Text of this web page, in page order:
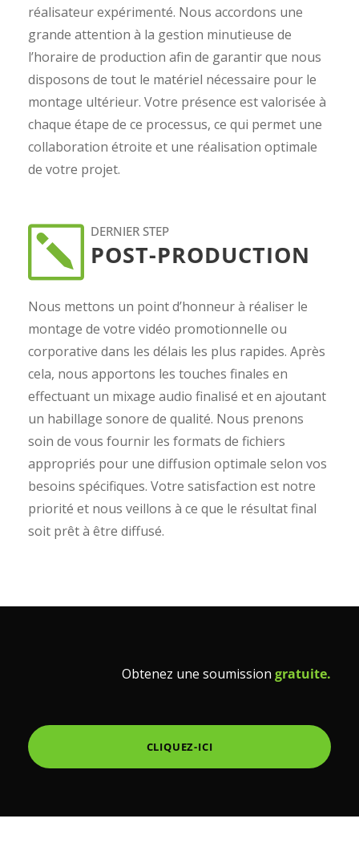
réalisateur expérimenté. Nous accordons une
grande attention à la gestion minutieuse de
l’horaire de production afin de garantir que nous
disposons de tout le matériel nécessaire pour le
montage ultérieur. Votre présence est valorisée à
chaque étape de ce processus, ce qui permet une
collaboration étroite et une réalisation optimale
de votre projet.
DERNIER STEP
POST-PRODUCTION
Nous mettons un point d’honneur à réaliser le
montage de votre vidéo promotionnelle ou
corporative dans les délais les plus rapides. Après
cela, nous apportons les touches finales en
effectuant un mixage audio finalisé et en ajoutant
un habillage sonore de qualité. Nous prenons
soin de vous fournir les formats de fichiers
appropriés pour une diffusion optimale selon vos
besoins spécifiques. Votre satisfaction est notre
priorité et nous veillons à ce que le résultat final
soit prêt à être diffusé.
Obtenez une soumission gratuite.
CLIQUEZ-ICI